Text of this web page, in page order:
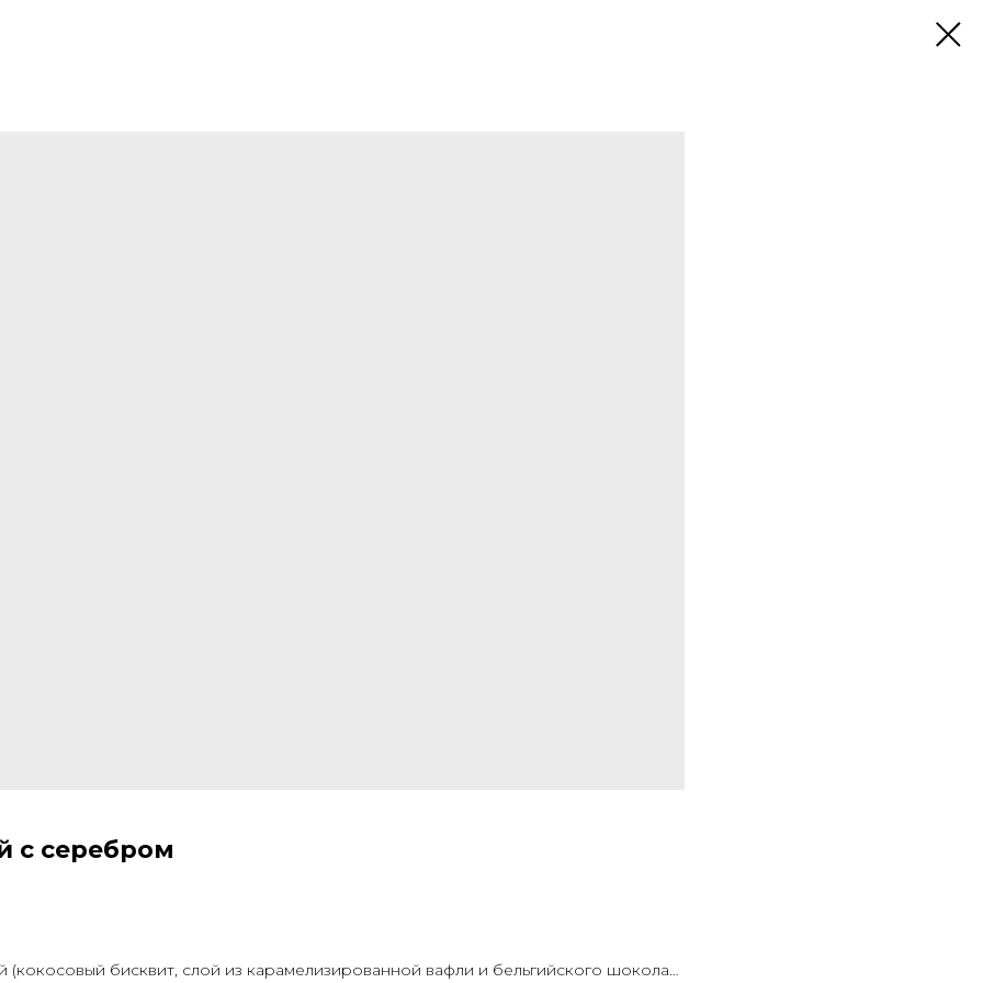
с серебром
Рафаелло с малиной (кокосовый бисквит, слой из карамелизированной вафли и бельгийского шоколада, малина, маскарпоне)